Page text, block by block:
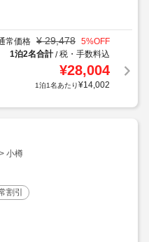
常価格 ¥ 29,478 5%OFF
1泊2名合計/税・手数料込
¥28,004
1泊1名あたり¥14,002
小樽
割引